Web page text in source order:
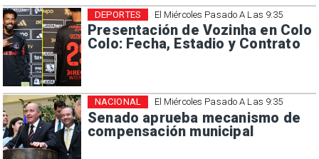
El Miércoles Pasado A Las 9:35
Presentación de Vozinha en Colo
Colo: Fecha, Estadio y Contrato
DEPORTES
El Miércoles Pasado A Las 9:35
Senado aprueba mecanismo de
compensación municipal
NACIONAL